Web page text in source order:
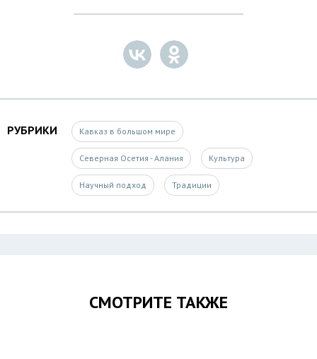
РУБРИКИ Кавказ в большом мире
Северная Осетия - Алания Культура
Научный подход Традиции
СМОТРИТЕ ТАКЖЕ